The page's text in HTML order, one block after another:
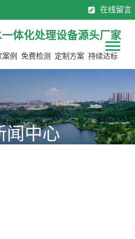
闻中心
体化处理设备源头厂家
案例 免费检测 定制方案 持续达标
在线留言
7137 0883 0769-8113 2565